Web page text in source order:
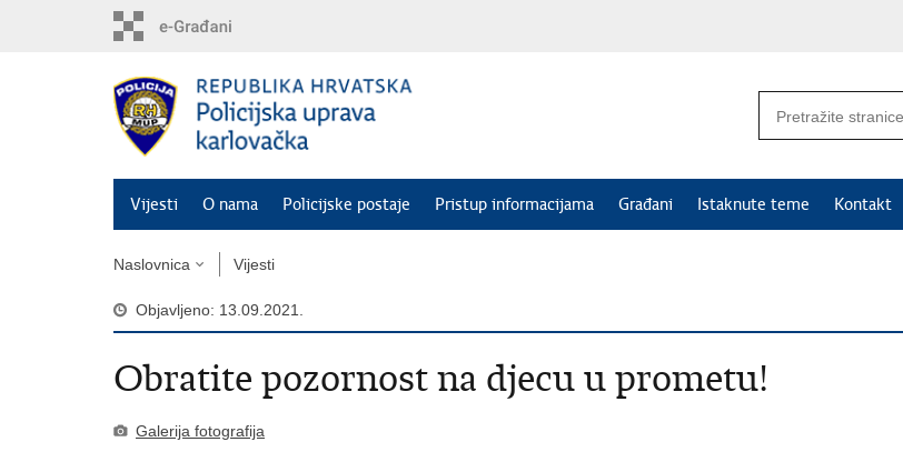
Vijesti O nama Policijske postaje Pristup informacijama Građani Istaknute teme Kontakt
Naslovnica Vijesti
Objavljeno: 13.09.2021.
Obratite pozornost na djecu u prometu!
Galerija fotografija